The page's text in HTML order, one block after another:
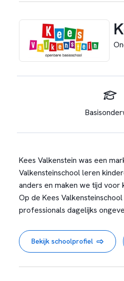
Kees Valkenstein was een
Valkensteinschool leren
anders en maken we tijd voor
Op de Kees
professionals dagelijks
Bekijk schoolprofiel